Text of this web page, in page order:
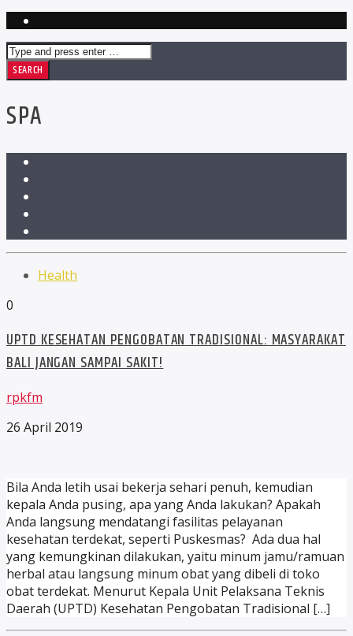
SPA
Health
0
UPTD KESEHATAN PENGOBATAN TRADISIONAL: MASYARAKAT
BALI JANGAN SAMPAI SAKIT!
rpkfm
26 April 2019
Bila Anda letih usai bekerja sehari penuh, kemudian
kepala Anda pusing, apa yang Anda lakukan? Apakah
Anda langsung mendatangi fasilitas pelayanan
kesehatan terdekat, seperti Puskesmas? Ada dua hal
yang kemungkinan dilakukan, yaitu minum jamu/ramuan
herbal atau langsung minum obat yang dibeli di toko
obat terdekat. Menurut Kepala Unit Pelaksana Teknis
Daerah (UPTD) Kesehatan Pengobatan Tradisional […]